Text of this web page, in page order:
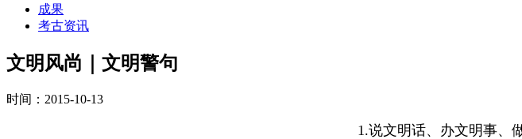
成果
考古资讯
文明风尚｜文明警句
时间：2015-10-13
1.说文明话、办文明事、